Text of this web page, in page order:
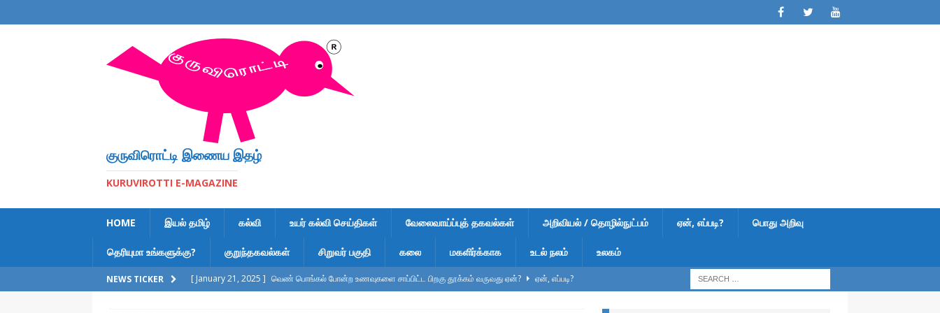
குருவிரொட்டி இணைய இதழ்
KURUVIROTTI E-MAGAZINE
HOME இயல் தமிழ் கல்வி உயர் கல்வி செய்திகள் வேலைவாய்ப்புத் தகவல்கள் அறிவியல் / தொழில்நுட்பம் ஏன், எப்படி? பொது அறிவு
தெரியுமா உங்களுக்கு? குறுந்தகவல்கள் சிறுவர் பகுதி கலை மகளிர்க்காக உடல் நலம் உலகம்
NEWS TICKER [ January 21, 2025 ] வெண் பொங்கல் போன்ற உணவுகளை சாப்பிட்ட பிறகு தூக்கம் வருவது ஏன்?
ஏன், எப்படி?